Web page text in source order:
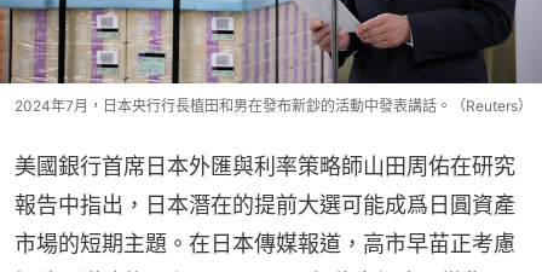
2024年7月，日本央行行長植田和男在發布新鈔的活動中發表講話。（Reuters）
美國銀行首席日本外匯與利率策略師山田周佑在研究
報告中指出，日本潛在的提前大選可能成爲日圓資產
市場的短期主題。在日本傳媒報道，高市早苗正考慮